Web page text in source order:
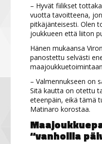
– Hyvät fiilikset
vuotta tavoitteena,
pitkäjänteisesti. Olen
joukkueen että liiton
Hänen mukaansa
panostettu selvästi
– Valmennukseen on
Sitä kautta on otettu
eteenpäin, eikä tämä
Matinaro korostaa.
“vanhoilla